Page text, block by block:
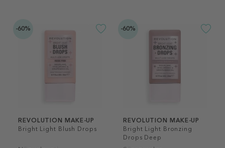
-60%
REVOLUTION MAKE-UP
Bright Light Blush Drops
-60%
REVOLUTION MAKE-UP
Bright Light Bronzing
Drops Deep